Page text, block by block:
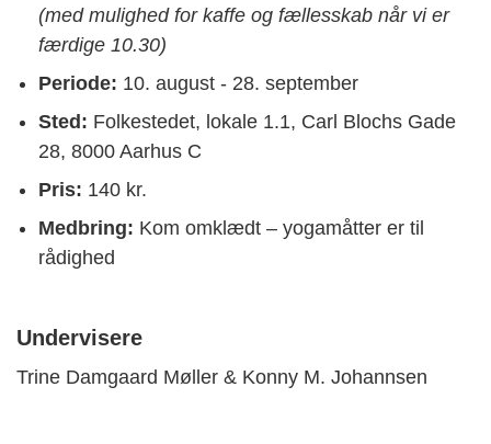
(med mulighed for kaffe og fællesskab når vi er
færdige 10.30)
Periode: 10. august - 28. september
Sted: Folkestedet, lokale 1.1, Carl Blochs Gade
28, 8000 Aarhus C
Pris: 140 kr.
Medbring: Kom omklædt – yogamåtter er til
rådighed
Undervisere
Trine Damgaard Møller & Konny M. Johannsen